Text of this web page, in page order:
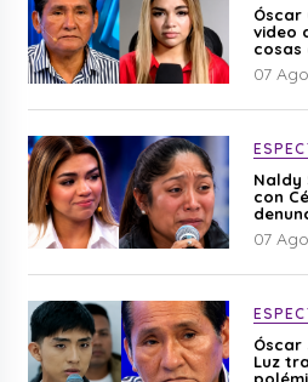
Óscar
video
cosas
07
Naldy
con
07
Óscar
Luz